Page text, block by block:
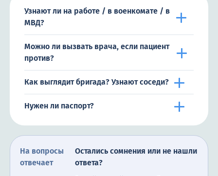
Узнают ли на работе / в военкомате / в
МВД?
Можно ли вызвать врача, если пациент
против?
Как выглядит бригада? Узнают соседи?
Нужен ли паспорт?
На вопросы
отвечает
Остались сомнения или не нашли
ответа?